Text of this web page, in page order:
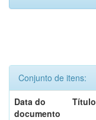
Conjunto de itens:
Data do
documento
Título